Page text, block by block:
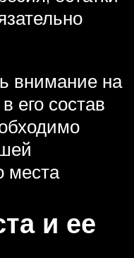
внимание на
его состав
места
и ее